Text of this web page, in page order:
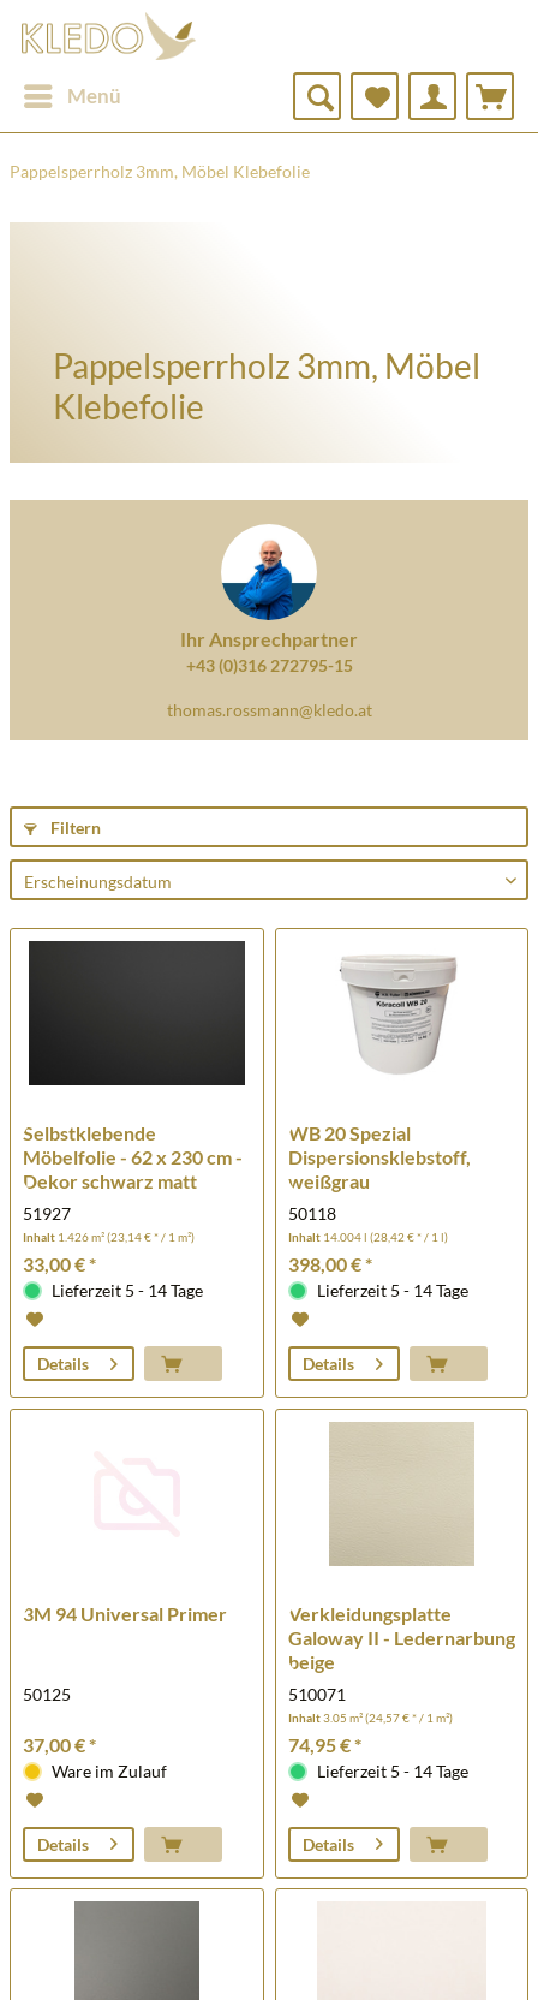
Menü
Pappelsperrholz 3mm, Möbel Klebefolie
Pappelsperrholz 3mm, Möbel
Klebefolie
Ihr Ansprechpartner
+43 (0)316 272795-15
thomas.rossmann@kledo.at
Filtern
Selbstklebende
Möbelfolie - 62 x 230 cm -
Dekor schwarz matt
51927
Inhalt 1.426 m²(23,14 € * / 1 m²)
33,00 € *
Lieferzeit 5 - 14 Tage
Details
WB 20 Spezial
Dispersionsklebstoff,
weißgrau
50118
Inhalt 14.004 l (28,42 € * / 1 l)
398,00 € *
Lieferzeit 5 - 14 Tage
Details
3M 94 Universal Primer
50125
37,00 € *
Ware im Zulauf
Details
Verkleidungsplatte
Galoway II - Ledernarbung
beige
510071
Inhalt3.05 m²(24,57 € * / 1 m²)
74,95 € *
Lieferzeit 5 - 14 Tage
Details